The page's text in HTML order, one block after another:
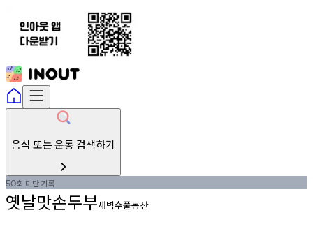
음식 또는 운동 검색하기
50회 미만기록
옛날맛손두부새벽수풀동산